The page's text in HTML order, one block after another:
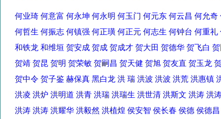
何业琦 何意富 何永坤 何永明 何玉门 何元东 何云昌 何允
何哲生 何振志 何镇强 何正璜 何正元 何志生 何钟台 何重
和铁龙 和维垣 贺安成 贺成 贺成才 贺大田 贺德华 贺飞白
贺靖 贺昆 贺明 贺荣敏 贺嗣昌 贺天健 贺旭 贺友直 贺玉龙
贺中令 贺子鉴 赫保真 黑白龙 洪 瑞 洪波 洪波 洪荒 洪惠
洪凌 洪炉 洪明道 洪青 洪瑞 洪瑞生 洪世清 洪斯文 洪涛
洪涛 洪涛 洪耀华 洪毅然 洪植煌 侯安智 侯长春 侯德 侯德